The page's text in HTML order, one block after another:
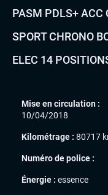
PASM PDLS+ ACC
SPORT CHRONO
ELEC 14
Mise en circulation :
10/04/2018
Kilométrage : 80717
Numéro de police :
Énergie : essence